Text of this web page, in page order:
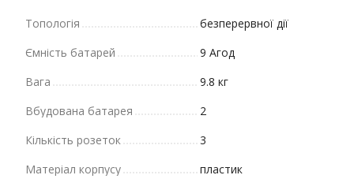
Топологія
безперервної дії
Ємність батарей
9 Агод
Вага
9.8 кг
Вбудована батарея
2
Кількість розеток
3
Матеріал корпусу
пластик